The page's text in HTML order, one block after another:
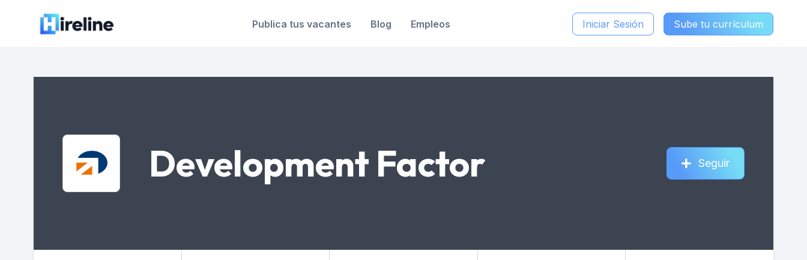
Publica tus vacantes Blog Empleos Iniciar Sesión Sube tu currículum
Development Factor Seguir